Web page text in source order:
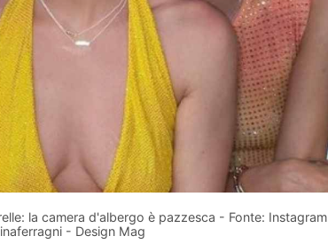
la camera d'albergo è pazzesca - Fonte: Instagram
- Design Mag